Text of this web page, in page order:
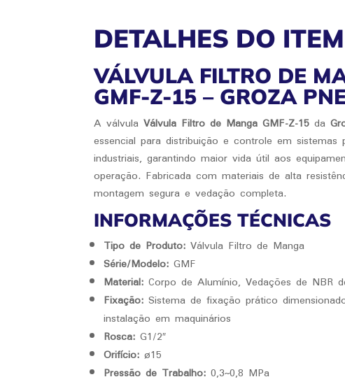
DETALHES DO ITEM
VÁLVULA FILTRO DE
GMF-Z-15 – GROZA
A válvulaVálvula Filtro de Manga GMF-Z-15 da
essencial para distribuição e controle em sistemas
industriais, garantindo maior vida útil aos
operação. Fabricada com materiais de alta
montagem segura e vedação completa.
INFORMAÇÕES TÉCNICAS
Tipo de Produto: Válvula Filtro de Manga
Série/Modelo: GMF
Material: Corpo de Alumínio, Vedações de NBR
Fixação: Sistema de fixação prático
instalação em maquinários
Rosca: G1/2″
Orifício: ø15
Pressão de Trabalho: 0,3~0,8 MPa